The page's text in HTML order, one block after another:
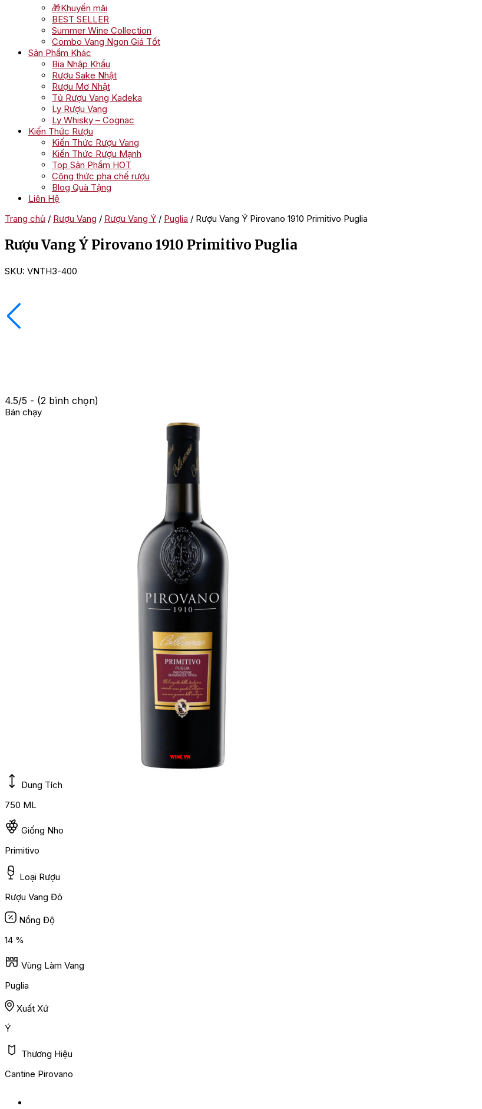
🎁Khuyến mãi
BEST SELLER
Summer Wine Collection
Combo Vang Ngon Giá Tốt
Sản Phẩm Khác
Bia Nhập Khẩu
Rượu Sake Nhật
Rượu Mơ Nhật
Tủ Rượu Vang Kadeka
Ly Rượu Vang
Ly Whisky – Cognac
Kiến Thức Rượu
Kiến Thức Rượu Vang
Kiến Thức Rượu Mạnh
Top Sản Phẩm HOT
Công thức pha chế rượu
Blog Quà Tặng
Liên Hệ
Trang chủ / Rượu Vang / Rượu Vang Ý / Puglia / Rượu Vang Ý Pirovano 1910 Primitivo Puglia
Rượu Vang Ý Pirovano 1910 Primitivo Puglia
SKU: VNTH3-400
4.5/5 - (2 bình chọn)
Bán chạy
Dung Tích
750 ML
Giống Nho
Primitivo
Loại Rượu
Rượu Vang Đỏ
Nồng Độ
14 %
Vùng Làm Vang
Puglia
Xuất Xứ
Ý
Thương Hiệu
Cantine Pirovano